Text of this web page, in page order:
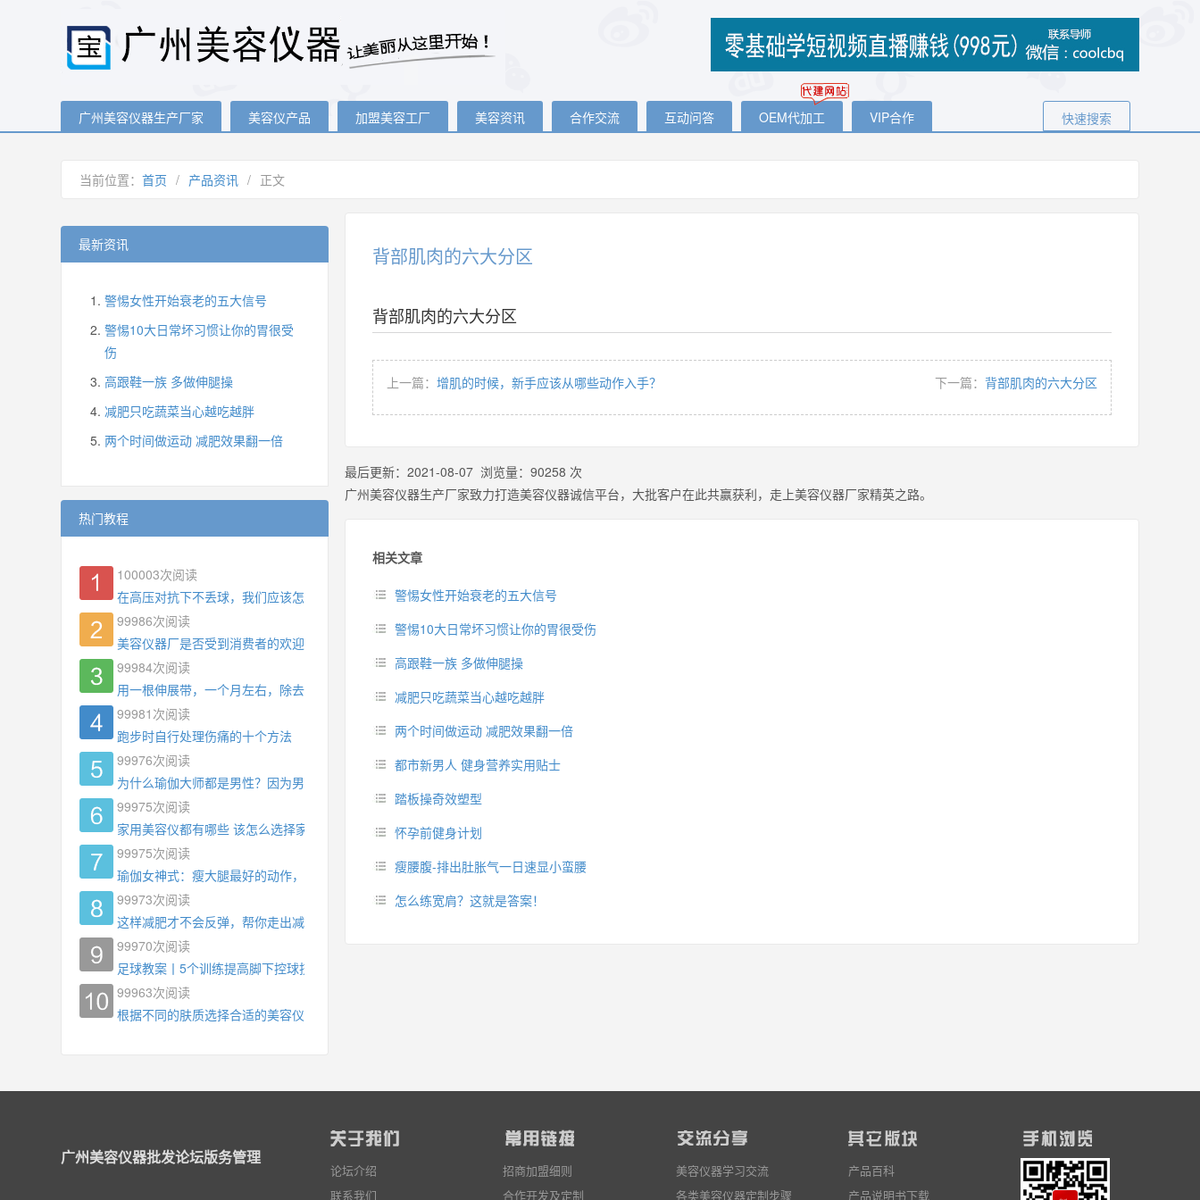
广州美容仪器生产厂家 美容仪产品 加盟美容工厂 美容资讯 合作交流 互动问答 OEM代加工 VIP合作 快速搜索
当前位置： 首页 / 产品资讯 / 正文
背部肌肉的六大分区
背部肌肉的六大分区
上一篇： 增肌的时候，新手应该从哪些动作入手？ 下一篇： 背部肌肉的六大分区
最后更新： 2021-08-07 浏览量： 90258 次
广州美容仪器生产厂家致力打造美容仪器诚信平台，大批客户在此共赢获利，走上美容仪器厂家精英之路。
相关文章
警惕女性开始衰老的五大信号
警惕10大日常坏习惯让你的胃很受伤
高跟鞋一族 多做伸腿操
减肥只吃蔬菜当心越吃越胖
两个时间做运动 减肥效果翻一倍
都市新男人 健身营养实用贴士
踏板操奇效塑型
怀孕前健身计划
瘦腰腹-排出肚胀气一日速显小蛮腰
怎么练宽肩？这就是答案！
最新资讯
警惕女性开始衰老的五大信号
警惕10大日常坏习惯让你的胃很受
伤
高跟鞋一族 多做伸腿操
减肥只吃蔬菜当心越吃越胖
两个时间做运动 减肥效果翻一倍
热门教程
100003次阅读
在高压对抗下不丢球，我们应该怎么练?
99986次阅读
美容仪器厂是否受到消费者的欢迎
99984次阅读
用一根伸展带，一个月左右，除去了手臂拜拜肉，背也变薄了
99981 次阅读
跑步时自行处理伤痛的十个方法
99976次阅读
为什么瑜伽大师都是男性？因为男权，让女性失去同等的机会
99975次阅读
家用美容仪都有哪些 该怎么选择家用美容仪
99975次阅读
瑜伽女神式：瘦大腿最好的动作，没有之一，为什么你练了没效果？
99973次阅读
这样减肥才不会反弹，帮你走出减肥瓶颈
99970次阅读
足球教案丨5个训练提高脚下控球技术
99963次阅读
根据不同的肤质选择合适的美容仪器
广州美容仪器批发论坛版务管理
论坛介绍
联系我们
招商加盟细则
合作开发及定制
美容仪器学习交流
各类美容仪器定制步骤
产品百科
产品说明书下载